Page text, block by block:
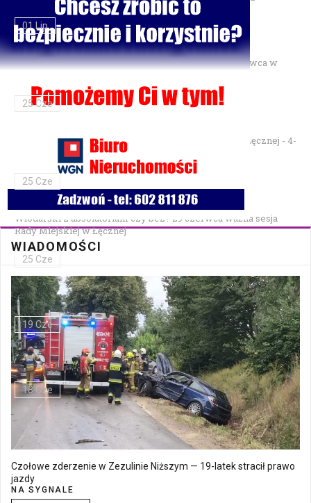
01 Lip
Gminne Zawody Sportowo-Pożarnicze OSP — 28 czerwca w
25 Cze
XXVII Festiwal Kapel Ulicznych i Podwórkowych w Łęcznej - 4-
5 lipca w Parku na Podzamczu
25 Cze
Włodarski z absolutorium czy bez? 29 czerwca ważna sesja
Rady Miejskiej w Łęcznej
25 Cze
Bezpłatna mammografia w Cycowie
19 Cze
Walne Zgromadzenie w SM "Batory" już 19 czerwca w Łęcznej
18 Cze
WIADOMOŚCI
Czołowe zderzenie w Zezulinie Niższym — 19-latek stracił prawo
jazdy
NA SYGNALE